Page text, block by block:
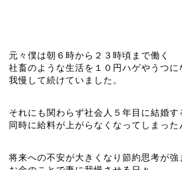
元々僕は朝６時から２３時頃まで働く
社畜のような生活を１０円ハゲやうつに
我慢して続けていました。
それにも関わらず社会人５年目に結婚す
同時に給料が上がらなくなってしまった
将来への不安が大きくなり節約思考が強